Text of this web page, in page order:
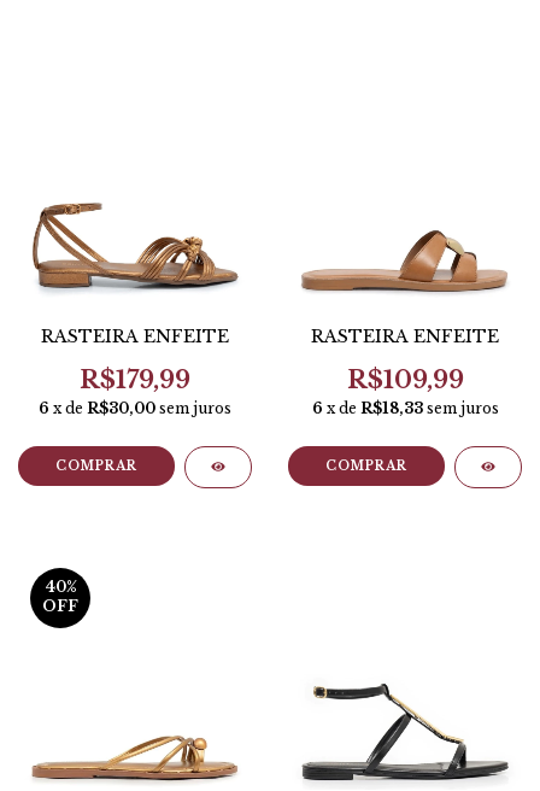
RASTEIRA ENFEITE
R$179,99
6 x de R$30,00 sem juros
COMPRAR
RASTEIRA ENFEITE
R$109,99
6 x de R$18,33 sem juros
COMPRAR
40%
OFF